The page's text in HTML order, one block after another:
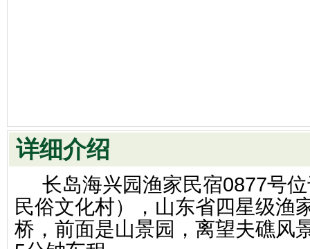
详细介绍
长岛海兴园渔家民宿0877号
民俗文化村）， 山东省四星级渔
桥，前面是山景园，离望夫礁风